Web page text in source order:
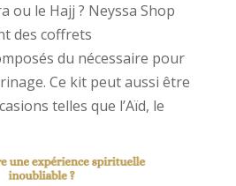
ou le Hajj ? Neyssa Shop
des coffrets
du nécessaire pour
Ce kit peut aussi être
telles que l’Aïd, le